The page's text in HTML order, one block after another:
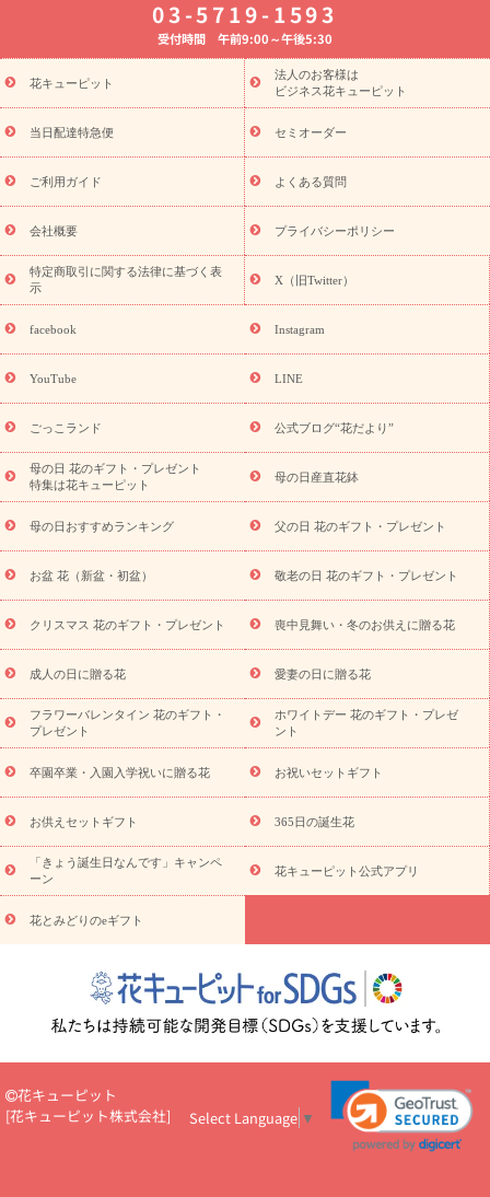
お供え・お悔やみ お供え・お悔やみの花
通夜・葬儀に贈る花 胡蝶蘭・花鉢
ーブドフラワー
季節のイベント
ひまわり ギフト・プレゼント
特集
お盆 花（新盆・初盆） 季節のイベント
お盆 花（新
盆・初盆）
お盆 花（新盆・初盆）
お盆・お供え 花とセットギ
フト
お盆・お供え プリザーブドフラワー
ひまわり ギフト・プ
レゼント特集
夏の花贈り・お中元・暑中見舞い 花のギフト特集
敬老の日におくる花ギフト・プレゼント特集
花ギフト・プレゼント特集
敬老の日 花のおすすめランキング
敬
老の日 花鉢植えのギフト・プレゼント特集
敬老の日 花とセットギ
フト・プレゼント特集
敬老の日の花 全てのギフト一覧
キャン
ペーン
映画『ウォーターガーディアンズ』コラボキャンペーン
「きょう誕生日なんです」キャンペーン
誕生日の花を探す
誕生日フラワーギフト 誕生日フラワーギフト特集
9月の誕生花(リンドウ)
ら探す
お祝いの花特集 当日配達特急便 お祝い商品一覧
念日
結婚祝い 出産祝い 退院祝い・快気祝い
寿祝い
プチギフト ペットのお祝いフラワー
供え・お悔やみ商品一覧
お供え・お悔やみの花
四十九日法要以
降に贈る花
通夜・葬儀に贈る花
お供え お花とセットギフト
お供え プリザーブドフラワー
ペットのお供えフラワー
お盆（新
盆・初盆）
その他 お祝い返し お見舞い
お取り寄せギフト
ビジネス用
ご自宅用 観葉植物 ミディ胡蝶蘭
プリザーブ
ドフラワー
スタイルから探す アレンジメント 花束
スタ
ンド花
お祝い お供え・お悔やみ 胡蝶蘭 胡蝶蘭・花鉢
ディ胡蝶蘭・お祝い
ミディ胡蝶蘭・お供え
世界初の青色胡蝶蘭
観葉植物
観葉植物 産直多肉植物
プリザーブドフラワー
お祝い
お供え・お悔やみ 花とセットギフト
セミオーダー
プチギフト（hanamore -ハナモア-）
花とみどりのeギフト
キューピットのeGfit
カラー ピンク イエローオレンジ
レッ
ド
お花の種類 トルコキキョウ
お祝い お祝い・3000円～ お祝い・4000円～
お祝い・
5000円～
お祝い・7000円～ お祝い・ 10000円～
お供え・お
悔やみ
円～
お供え・お悔やみ・
読み物
いのマナー
定年退職祝いのマナー
お祝いを贈るときのマナー・
花キューピットのお祝いコラム一覧
誕生日のお花を「色
彩心理学」で選ぶ方法
結婚祝いの予算相場
出産祝いお役立ち情
ール
新築引っ越し祝いコラム お祝い花のマナー総まとめ
職
場上司や先輩へ贈るお祝い花の正解は？
開店祝いの花 選び方ガイ
03-5719-1593
受付時間 午前9:00～午後5:30
花キューピット
法人のお客様は
ビジネス花キューピット
当日配達特急便 セミオーダー
ご利用ガイド よくある質問
会社概要 プライバシーポリシー
特定商取引に関する法律に基づく表
示
X（旧Twitter）
facebook Instagram
YouTube LINE
ごっこランド 公式ブログ“花だより”
母の日 花のギフト・プレゼント
特集は花キューピット
母の日産直花鉢
母の日おすすめランキング 父の日 花のギフト・プレゼント
お盆 花（新盆・初盆） 敬老の日 花のギフト・プレゼント
クリスマス 花のギフト・プレゼント 喪中見舞い・冬のお供えに贈る花
成人の日に贈る花 愛妻の日に贈る花
フラワーバレンタイン 花のギフト・
プレゼント
ホワイトデー 花のギフト・プレゼ
ント
卒園卒業・入園入学祝いに贈る花 お祝いセットギフト
お供えセットギフト 365日の誕生花
「きょう誕生日なんです」キャンペ
ーン
花キューピット公式アプリ
花とみどりのeギフト
花キューピット
[花キューピット株式会社] Select Language ▼